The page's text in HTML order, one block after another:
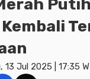
13 Jul 2025 | 17:35